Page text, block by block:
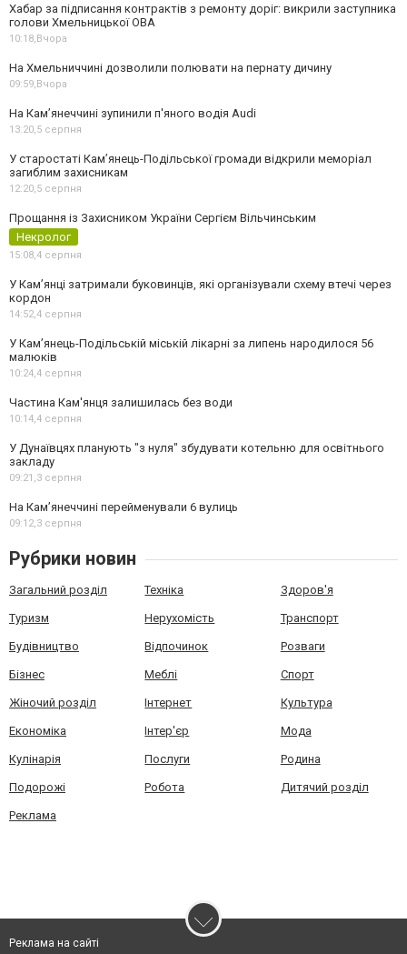
Хабар за підписання контрактів з ремонту доріг: викрили заступника
голови Хмельницької ОВА
10:18,Вчора
На Хмельниччині дозволили полювати на пернату дичину
09:59,Вчора
На Камʼянеччині зупинили п'яного водія Audi
13:20,5 серпня
У старостаті Кам’янець-Подільської громади відкрили меморіал
загиблим захисникам
12:20,5 серпня
Прощання із Захисником України Сергієм Вільчинським
Некролог
15:08,4 серпня
У Кам’янці затримали буковинців, які організували схему втечі через
кордон
14:52,4 серпня
У Кам’янець-Подільській міській лікарні за липень народилося 56
малюків
10:24,4 серпня
Частина Кам'янця залишилась без води
10:14,4 серпня
У Дунаївцях планують "з нуля" збудувати котельню для освітнього
закладу
09:21,3 серпня
На Камʼянеччині перейменували 6 вулиць
09:12,3 серпня
Рубрики новин
Загальний розділ Техніка Здоров'я
Туризм Нерухомість Транспорт
Будівництво Відпочинок Розваги
Бізнес Меблі Спорт
Жіночий розділ Інтернет Культура
Економіка Інтер'єр Мода
Кулінарія Послуги Родина
Подорожі Робота Дитячий розділ
Реклама
Реклама на сайті